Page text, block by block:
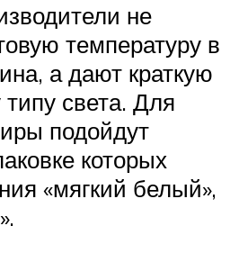
не
температуру в
а дают краткую
типу света. Для
подойдут
которых
«мягкий белый»,